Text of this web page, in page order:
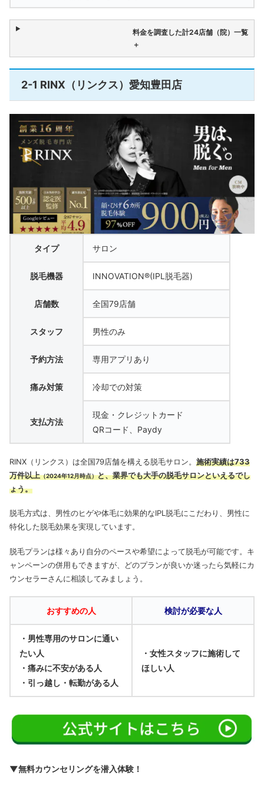
料金を調査した計24店舗（院）一覧
＋
2-1 RINX（リンクス）愛知豊田店
タイプ サロン
脱毛機器 INNOVATION®(IPL脱毛器)
店舗数 全国79店舗
スタッフ 男性のみ
予約方法 専用アプリあり
痛み対策 冷却での対策
支払方法
現金・クレジットカード
QRコード、Paydy
RINX（リンクス）は全国79店舗を構える脱毛サロン。 施術実績は733
万件以上（2024年12月時点）と、業界でも大手の脱毛サロンといえるでし
ょう。
脱毛方式は、男性のヒゲや体毛に効果的なIPL脱毛にこだわり、男性に
特化した脱毛効果を実現しています。
脱毛プランは様々あり自分のペースや希望によって脱毛が可能です。 キ
ャンペーンの併用もできますが、どのプランが良いか迷ったら気軽にカ
ウンセラーさんに相談してみましょう。
おすすめの人 検討が必要な人
・男性専用のサロンに通い
たい人
・痛みに不安がある人
・引っ越し・転勤がある人
・女性スタッフに施術して
ほしい人
▼無料カウンセリングを潜入体験！